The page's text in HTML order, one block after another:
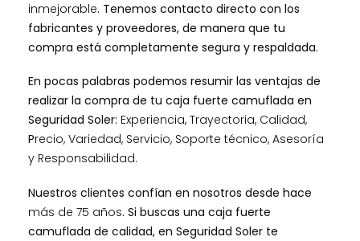
inmejorable. Tenemos contacto directo con los
fabricantes y proveedores, de manera que tu
compra está completamente segura y respaldada.
En pocas palabras podemos resumir las ventajas de
realizar la compra de tu caja fuerte camuflada en
Seguridad Soler: Experiencia, Trayectoria, Calidad,
Precio, Variedad, Servicio, Soporte técnico, Asesoría
y Responsabilidad.
Nuestros clientes confían en nosotros desde hace
más de 75 años. Si buscas una caja fuerte
camuflada de calidad, en Seguridad Soler te